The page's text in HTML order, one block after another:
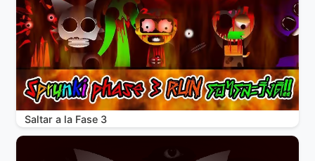
Saltar a la Fase 3